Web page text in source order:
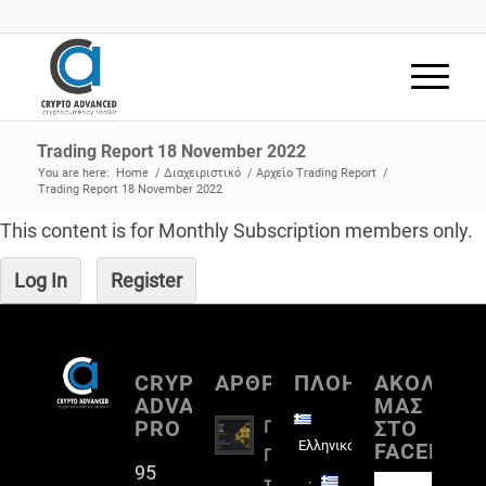
Trading Report 18 November 2022
You are here: Home / Διαχειριστικό / Αρχείο Trading Report /
Trading Report 18 November 2022
This content is for Monthly Subscription members only.
Log In Register
CRYPTO
ADVANCED
PRO
95
ΑΡΘΡΟΓΡΑΦΙΑ
Πλήρη
Παρουσίαση
ΠΛΟΗΓΗΣΗ
Ελληνικά
ΜΑΣ
ΣΤΟ